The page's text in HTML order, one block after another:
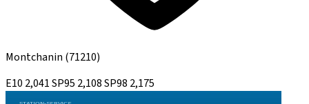
Montchanin (71210)
E10 2,041SP95 2,108SP98 2,175